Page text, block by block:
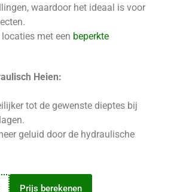
waardoor het ideaal is voor
met een beperkte
Heien:
tot de gewenste dieptes bij
geluid door de hydraulische
Prijs berekenen